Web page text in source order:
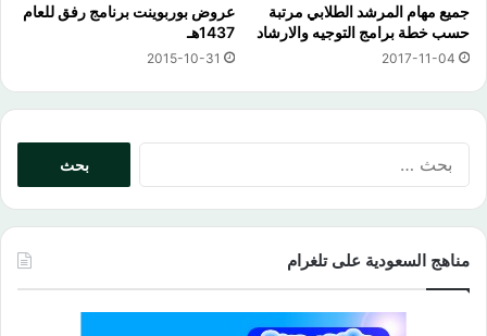
جميع مهام المرشد الطلابي مرتبة
حسب خطة برامج التوجيه والارشاد
2017-11-04
عروض بوربوينت برنامج رفق للعام
1437هـ
2015-10-31
البحث
مناهج السعودية على تلغرام